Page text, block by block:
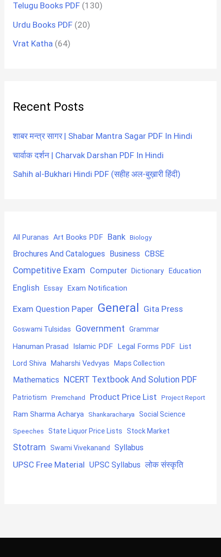
Telugu Books PDF (130)
Urdu Books PDF (20)
Vrat Katha (64)
Recent Posts
शाबर मन्त्र सागर | Shabar Mantra Sagar PDF In Hindi
चार्वाक दर्शन | Charvak Darshan PDF In Hindi
Sahih al-Bukhari Hindi PDF (सहीह अल-बुख़ारी हिंदी)
All Puranas Art Books PDF Bank Biology
Brochures And Catalogues Business CBSE
Competitive Exam Computer Dictionary Education
English Essay Exam Notification
Exam Question Paper General Gita Press
Goswami Tulsidas Government Grammar
Hanuman Prasad Islamic PDF Legal Forms PDF List
Lord Shiva Maharshi Vedvyas Maps Collection
Mathematics NCERT Textbook And Solution PDF
Patriotism Premchand Product Price List Project Report
Ram Sharma Acharya Shankaracharya Social Science
Speeches State Liquor Price Lists Stock Market
Stotram Swami Vivekanand Syllabus
UPSC Free Material UPSC Syllabus लोक संस्कृति